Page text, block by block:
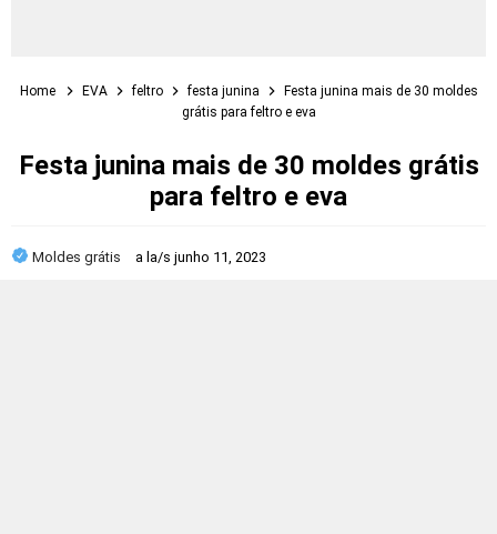
Home EVA feltro festa junina
Festa junina mais de 30 moldes
grátis para feltro e eva
Festa junina mais de 30 moldes grátis
para feltro e eva
Moldes grátis a la/s junho 11, 2023